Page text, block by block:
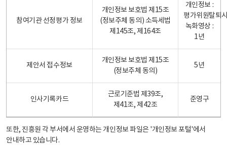
참여기관 선정평가 정보
개인정보 보호법 제15조
(정보주체 동의) 소득세법
제145조, 제164조
개인정보 :
평가위원탈퇴
녹화영상 :
1년
제안서 접수정보
개인정보 보호법 제15조
(정보주체 동의)
5년
인사기록카드
근로기준법 제39조,
제41조, 제42조
준영구
또한, 진흥원 각 부서에서 운영하는 개인정보 파일은 '개인정보 포털'에서
안내하고 있습니다.